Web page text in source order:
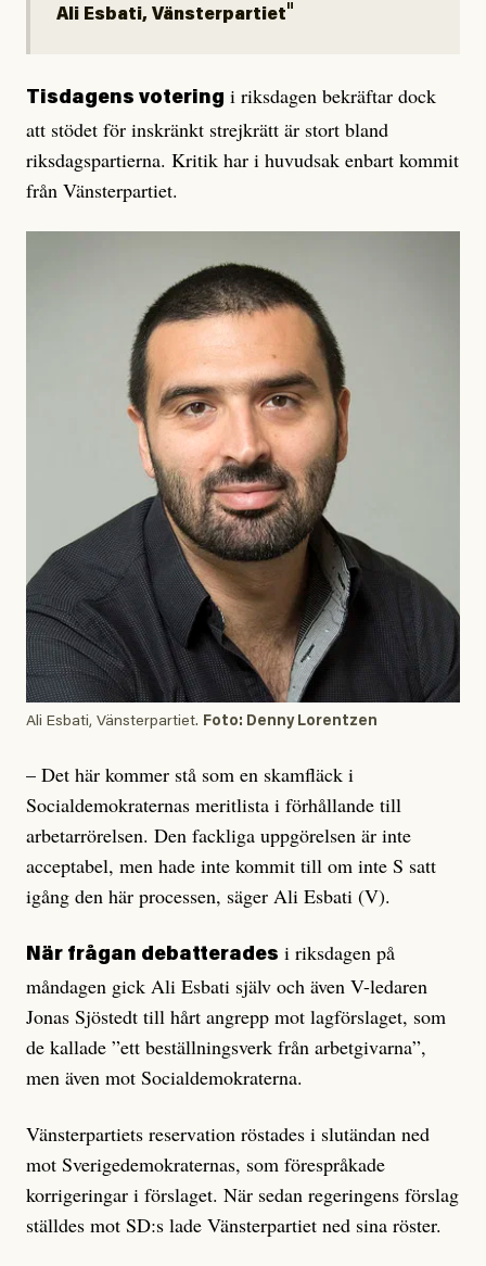
Ali Esbati, Vänsterpartiet
Tisdagens votering i riksdagen bekräftar dock
att stödet för inskränkt strejkrätt är stort bland
riksdagspartierna. Kritik har i huvudsak enbart kommit
från Vänsterpartiet.
Ali Esbati, Vänsterpartiet. Foto: Denny Lorentzen
– Det här kommer stå som en skamfläck i
Socialdemokraternas meritlista i förhållande till
arbetarrörelsen. Den fackliga uppgörelsen är inte
acceptabel, men hade inte kommit till om inte S satt
igång den här processen, säger Ali Esbati (V).
När frågan debatterades i riksdagen på
måndagen gick Ali Esbati själv och även V-ledaren
Jonas Sjöstedt till hårt angrepp mot lagförslaget, som
de kallade ”ett beställningsverk från arbetgivarna”,
men även mot Socialdemokraterna.
Vänsterpartiets reservation röstades i slutändan ned
mot Sverigedemokraternas, som förespråkade
korrigeringar i förslaget. När sedan regeringens förslag
ställdes mot SD:s lade Vänsterpartiet ned sina röster.